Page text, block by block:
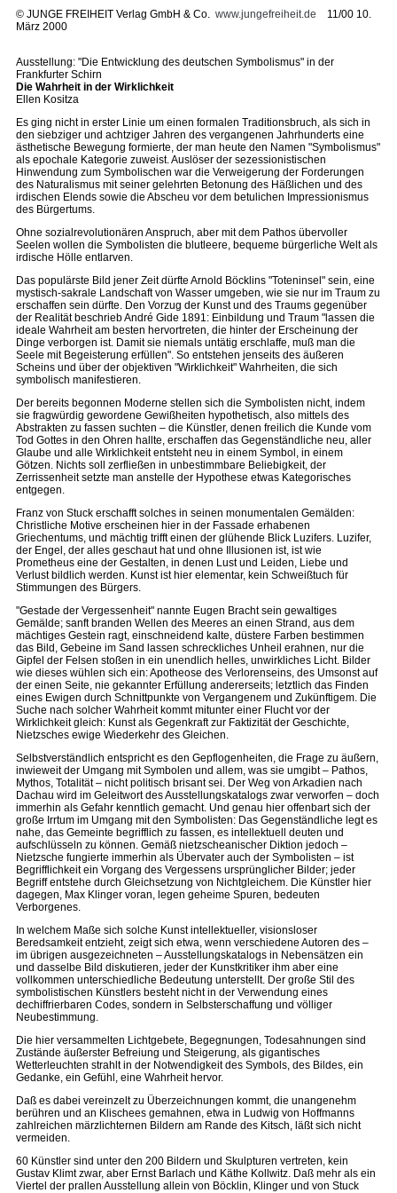
© JUNGE FREIHEIT Verlag GmbH & Co. www.jungefreiheit.de 11/00 10.
März 2000
Ausstellung: "Die Entwicklung des deutschen Symbolismus" in der
Frankfurter Schirn
Die Wahrheit in der Wirklichkeit
Ellen Kositza
Es ging nicht in erster Linie um einen formalen Traditionsbruch, als sich in
den siebziger und achtziger Jahren des vergangenen Jahrhunderts eine
ästhetische Bewegung formierte, der man heute den Namen "Symbolismus"
als epochale Kategorie zuweist. Auslöser der sezessionistischen
Hinwendung zum Symbolischen war die Verweigerung der Forderungen
des Naturalismus mit seiner gelehrten Betonung des Häßlichen und des
irdischen Elends sowie die Abscheu vor dem betulichen Impressionismus
des Bürgertums.
Ohne sozialrevolutionären Anspruch, aber mit dem Pathos übervoller
Seelen wollen die Symbolisten die blutleere, bequeme bürgerliche Welt als
irdische Hölle entlarven.
Das populärste Bild jener Zeit dürfte Arnold Böcklins "Toteninsel" sein, eine
mystisch-sakrale Landschaft von Wasser umgeben, wie sie nur im Traum zu
erschaffen sein dürfte. Den Vorzug der Kunst und des Traums gegenüber
der Realität beschrieb André Gide 1891: Einbildung und Traum "lassen die
ideale Wahrheit am besten hervortreten, die hinter der Erscheinung der
Dinge verborgen ist. Damit sie niemals untätig erschlaffe, muß man die
Seele mit Begeisterung erfüllen". So entstehen jenseits des äußeren
Scheins und über der objektiven "Wirklichkeit" Wahrheiten, die sich
symbolisch manifestieren.
Der bereits begonnen Moderne stellen sich die Symbolisten nicht, indem
sie fragwürdig gewordene Gewißheiten hypothetisch, also mittels des
Abstrakten zu fassen suchten – die Künstler, denen freilich die Kunde vom
Tod Gottes in den Ohren hallte, erschaffen das Gegenständliche neu, aller
Glaube und alle Wirklichkeit entsteht neu in einem Symbol, in einem
Götzen. Nichts soll zerfließen in unbestimmbare Beliebigkeit, der
Zerrissenheit setzte man anstelle der Hypothese etwas Kategorisches
entgegen.
Franz von Stuck erschafft solches in seinen monumentalen Gemälden:
Christliche Motive erscheinen hier in der Fassade erhabenen
Griechentums, und mächtig trifft einen der glühende Blick Luzifers. Luzifer,
der Engel, der alles geschaut hat und ohne Illusionen ist, ist wie
Prometheus eine der Gestalten, in denen Lust und Leiden, Liebe und
Verlust bildlich werden. Kunst ist hier elementar, kein Schweißtuch für
Stimmungen des Bürgers.
"Gestade der Vergessenheit" nannte Eugen Bracht sein gewaltiges
Gemälde; sanft branden Wellen des Meeres an einen Strand, aus dem
mächtiges Gestein ragt, einschneidend kalte, düstere Farben bestimmen
das Bild, Gebeine im Sand lassen schreckliches Unheil erahnen, nur die
Gipfel der Felsen stoßen in ein unendlich helles, unwirkliches Licht. Bilder
wie dieses wühlen sich ein: Apotheose des Verlorenseins, des Umsonst auf
der einen Seite, nie gekannter Erfüllung andererseits; letztlich das Finden
eines Ewigen durch Schnittpunkte von Vergangenem und Zukünftigem. Die
Suche nach solcher Wahrheit kommt mitunter einer Flucht vor der
Wirklichkeit gleich: Kunst als Gegenkraft zur Faktizität der Geschichte,
Nietzsches ewige Wiederkehr des Gleichen.
Selbstverständlich entspricht es den Gepflogenheiten, die Frage zu äußern,
inwieweit der Umgang mit Symbolen und allem, was sie umgibt – Pathos,
Mythos, Totalität – nicht politisch brisant sei. Der Weg von Arkadien nach
Dachau wird im Geleitwort des Ausstellungskatalogs zwar verworfen – doch
immerhin als Gefahr kenntlich gemacht. Und genau hier offenbart sich der
große Irrtum im Umgang mit den Symbolisten: Das Gegenständliche legt es
nahe, das Gemeinte begrifflich zu fassen, es intellektuell deuten und
aufschlüsseln zu können. Gemäß nietzscheanischer Diktion jedoch –
Nietzsche fungierte immerhin als Übervater auch der Symbolisten – ist
Begrifflichkeit ein Vorgang des Vergessens ursprünglicher Bilder; jeder
Begriff entstehe durch Gleichsetzung von Nichtgleichem. Die Künstler hier
dagegen, Max Klinger voran, legen geheime Spuren, bedeuten
Verborgenes.
In welchem Maße sich solche Kunst intellektueller, visionsloser
Beredsamkeit entzieht, zeigt sich etwa, wenn verschiedene Autoren des –
im übrigen ausgezeichneten – Ausstellungskatalogs in Nebensätzen ein
und dasselbe Bild diskutieren, jeder der Kunstkritiker ihm aber eine
vollkommen unterschiedliche Bedeutung unterstellt. Der große Stil des
symbolistischen Künstlers besteht nicht in der Verwendung eines
dechiffrierbaren Codes, sondern in Selbsterschaffung und völliger
Neubestimmung.
Die hier versammelten Lichtgebete, Begegnungen, Todesahnungen sind
Zustände äußerster Befreiung und Steigerung, als gigantisches
Wetterleuchten strahlt in der Notwendigkeit des Symbols, des Bildes, ein
Gedanke, ein Gefühl, eine Wahrheit hervor.
Daß es dabei vereinzelt zu Überzeichnungen kommt, die unangenehm
berühren und an Klischees gemahnen, etwa in Ludwig von Hoffmanns
zahlreichen märzlichternen Bildern am Rande des Kitsch, läßt sich nicht
vermeiden.
60 Künstler sind unter den 200 Bildern und Skulpturen vertreten, kein
Gustav Klimt zwar, aber Ernst Barlach und Käthe Kollwitz. Daß mehr als ein
Viertel der prallen Ausstellung allein von Böcklin, Klinger und von Stuck